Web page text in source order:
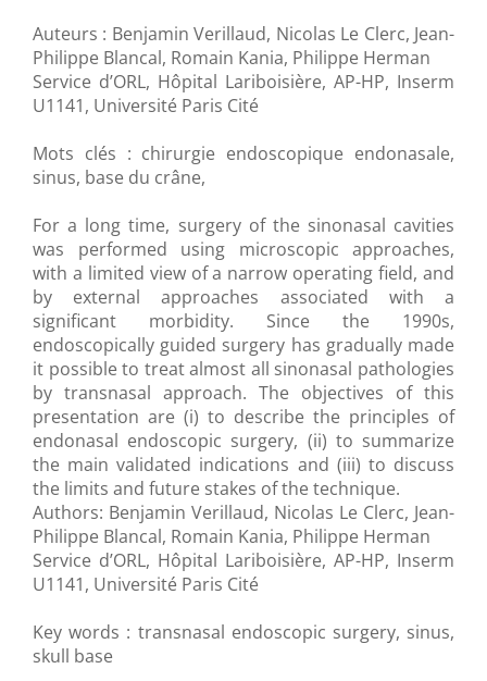
Auteurs : Benjamin Verillaud, Nicolas Le Clerc, Jean-
Philippe Blancal, Romain Kania, Philippe Herman
Service d’ORL, Hôpital Lariboisière, AP-HP, Inserm
U1141, Université Paris Cité
Mots clés : chirurgie endoscopique endonasale,
sinus, base du crâne,
For a long time, surgery of the sinonasal cavities
was performed using microscopic approaches,
with a limited view of a narrow operating field, and
by external approaches associated with a
significant morbidity. Since the 1990s,
endoscopically guided surgery has gradually made
it possible to treat almost all sinonasal pathologies
by transnasal approach. The objectives of this
presentation are (i) to describe the principles of
endonasal endoscopic surgery, (ii) to summarize
the main validated indications and (iii) to discuss
the limits and future stakes of the technique.
Authors: Benjamin Verillaud, Nicolas Le Clerc, Jean-
Philippe Blancal, Romain Kania, Philippe Herman
Service d’ORL, Hôpital Lariboisière, AP-HP, Inserm
U1141, Université Paris Cité
Key words : transnasal endoscopic surgery, sinus,
skull base